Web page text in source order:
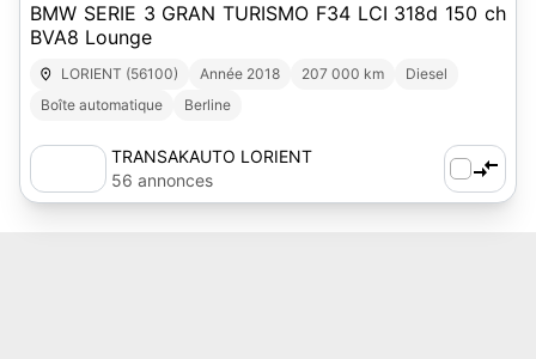
BMW SERIE 3 GRAN TURISMO F34 LCI 318d 150 ch
BVA8 Lounge
LORIENT (56100) Année 2018 207 000 km
Diesel
Boîte automatique
Berline
TRANSAKAUTO LORIENT
56 annonces